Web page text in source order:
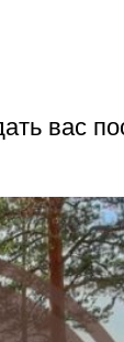
вас